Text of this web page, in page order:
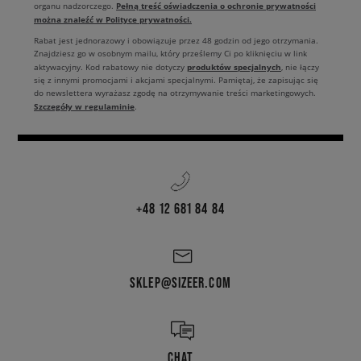
organu nadzorczego. Pełną treść oświadczenia o ochronie prywatności
można znaleźć w Polityce prywatności.
Rabat jest jednorazowy i obowiązuje przez 48 godzin od jego otrzymania.
Znajdziesz go w osobnym mailu, który prześlemy Ci po kliknięciu w link
aktywacyjny. Kod rabatowy nie dotyczy produktów specjalnych, nie łączy
się z innymi promocjami i akcjami specjalnymi. Pamiętaj, że zapisując się
do newslettera wyrażasz zgodę na otrzymywanie treści marketingowych.
Szczegóły w regulaminie.
+48 12 681 84 84
SKLEP@SIZEER.COM
CHAT